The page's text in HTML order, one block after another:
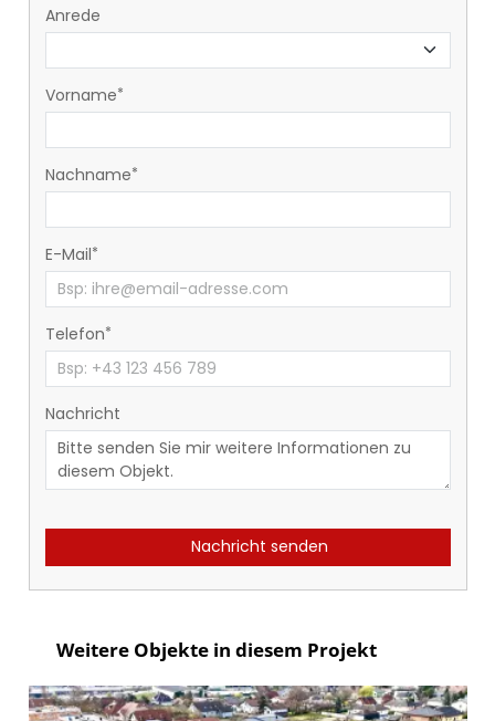
Anrede
Vorname
Nachname
E-Mail
Telefon
Nachricht
Nachricht senden
Weitere Objekte in diesem Projekt